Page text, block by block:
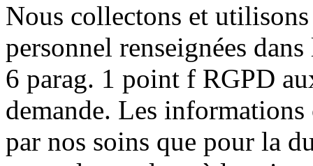
Nous collectons et
personnel renseignées
6 parag. 1 point f RGPD
demande. Les informations
par nos soins que pour la